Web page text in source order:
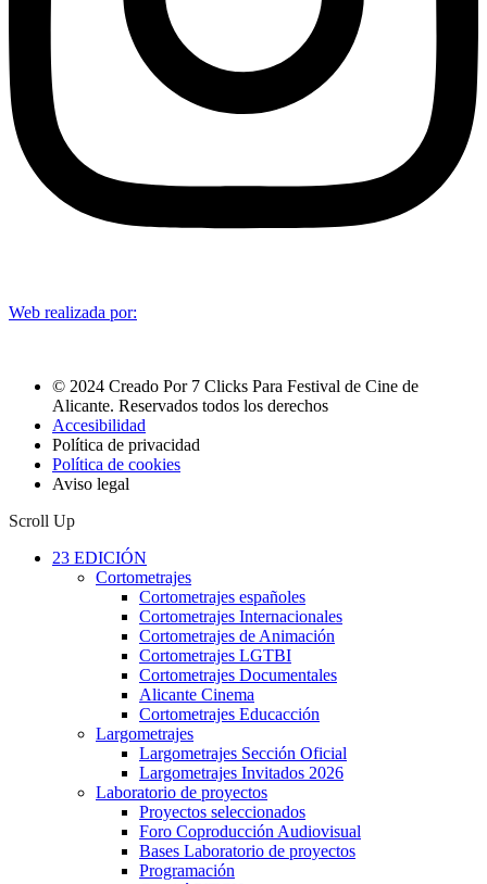
Web realizada por:
© 2024 Creado Por 7 Clicks Para Festival de Cine de
Alicante. Reservados todos los derechos
Accesibilidad
Política de privacidad
Política de cookies
Aviso legal
Scroll Up
23 EDICIÓN
Cortometrajes
Cortometrajes españoles
Cortometrajes Internacionales
Cortometrajes de Animación
Cortometrajes LGTBI
Cortometrajes Documentales
Alicante Cinema
Cortometrajes Educacción
Largometrajes
Largometrajes Sección Oficial
Largometrajes Invitados 2026
Laboratorio de proyectos
Proyectos seleccionados
Foro Coproducción Audiovisual
Bases Laboratorio de proyectos
Programación